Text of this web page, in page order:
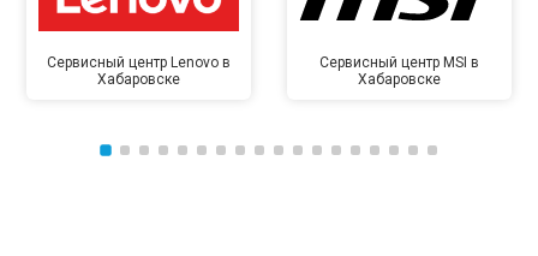
Сервисный центр Lenovo в
Хабаровске
Сервисный центр MSI в
Хабаровске